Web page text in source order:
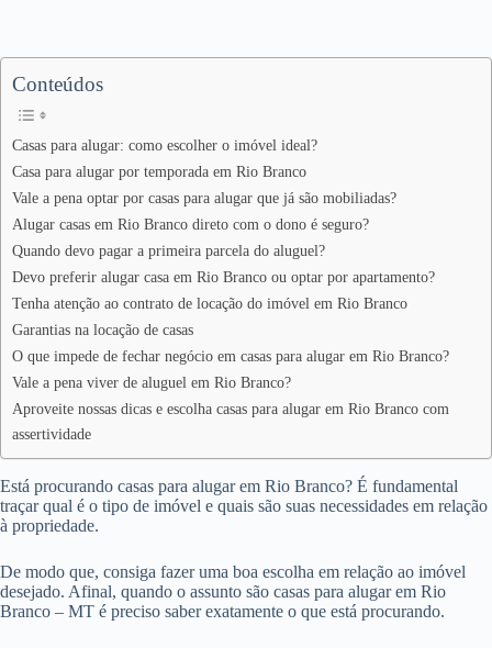
Conteúdos
Casas para alugar: como escolher o imóvel ideal?
Casa para alugar por temporada em Rio Branco
Vale a pena optar por casas para alugar que já são mobiliadas?
Alugar casas em Rio Branco direto com o dono é seguro?
Quando devo pagar a primeira parcela do aluguel?
Devo preferir alugar casa em Rio Branco ou optar por apartamento?
Tenha atenção ao contrato de locação do imóvel em Rio Branco
Garantias na locação de casas
O que impede de fechar negócio em casas para alugar em Rio Branco?
Vale a pena viver de aluguel em Rio Branco?
Aproveite nossas dicas e escolha casas para alugar em Rio Branco com
assertividade
Está procurando casas para alugar em Rio Branco? É fundamental
traçar qual é o tipo de imóvel e quais são suas necessidades em relação
à propriedade.
De modo que, consiga fazer uma boa escolha em relação ao imóvel
desejado. Afinal, quando o assunto são casas para alugar em Rio
Branco – MT é preciso saber exatamente o que está procurando.